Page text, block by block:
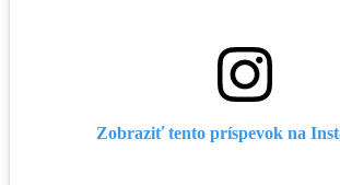
Zobraziť tento príspevok na